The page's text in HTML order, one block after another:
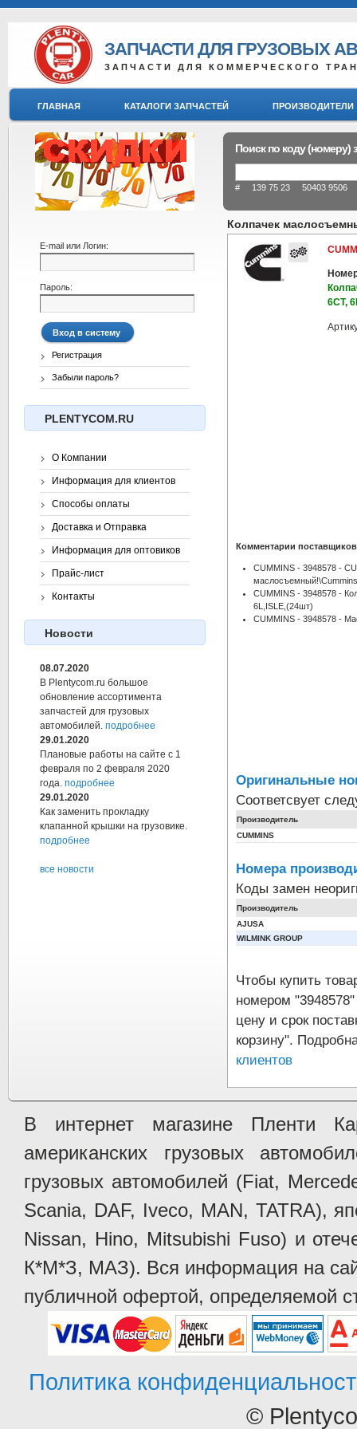
ЗАПЧАСТИ ДЛЯ ГРУЗОВЫХ
ЗАПЧАСТИ ДЛЯ КОММЕРЧЕСКОГО
ГЛАВНАЯ КАТАЛОГИ ЗАПЧАСТЕЙ ПРОИЗВОДИТЕЛИ
Поиск по коду (номеру)
# 139 75 23 50403 9506
Колпачек
6СТ,
Комментарии
CUMMINS - 3948578 -
маслосъемный!\Cummins
CUMMINS - 3948578 -
6L,ISLE,(24шт)
CUMMINS - 3948578 -
Оригинальные
Соответсвует
Производитель
CUMMINS
Номера
Коды замен
Производитель
AJUSA
WILMINK GROUP
Чтобы купить
номером
цену и срок
корзину".
клиентов
E-mail или Логин:
Пароль:
Регистрация
Забыли пароль?
PLENTYCOM.RU
О Компании
Информация для клиентов
Способы оплаты
Доставка и Отправка
Информация для оптовиков
Прайс-лист
Контакты
Новости
08.07.2020
В Plentycom.ru большое
обновление ассортимента
запчастей для грузовых
автомобилей. подробнее
29.01.2020
Плановые работы на сайте с 1
февраля по 2 февраля 2020
года. подробнее
29.01.2020
Как заменить прокладку
клапанной крышки на грузовике.
подробнее
все новости
В интернет магазине Пленти
американских грузовых
грузовых автомобилей (Fiat,
Scania, DAF, Iveco, MAN, TATRA),
Nissan, Hino, Mitsubishi Fuso) и
К*М*З, МАЗ). Вся информация на
публичной офертой, определяемой
Политика
©